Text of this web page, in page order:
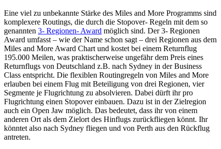
Eine viel zu unbekannte Stärke des Miles and More Programms sind
komplexere Routings, die durch die Stopover- Regeln mit dem so
genannten 3- Regionen- Award möglich sind. Der 3- Regionen
Award umfasst – wie der Name schon sagt – drei Regionen aus dem
Miles and More Award Chart und kostet bei einem Returnflug
195.000 Meilen, was praktischerweise ungefähr dem Preis eines
Returnflugs von Deutschland z.B. nach Sydney in der Business
Class entspricht. Die flexiblen Routingregeln von Miles and More
erlauben bei einem Flug mit Beteiligung von drei Regionen, vier
Segmente je Flugrichtung zu absolvieren. Dabei dürft ihr pro
Flugrichtung einen Stopover einbauen. Dazu ist in der Zielregion
auch ein Open Jaw möglich. Das bedeutet, dass ihr von einem
anderen Ort als dem Zielort des Hinflugs zurückfliegen könnt. Ihr
könntet also nach Sydney fliegen und von Perth aus den Rückflug
antreten.